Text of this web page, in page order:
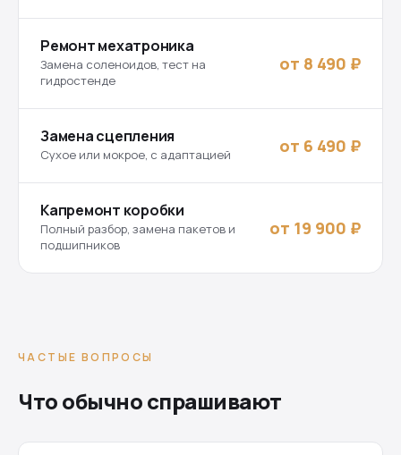
Ремонт мехатроника
Замена соленоидов, тест на
гидростенде
от 8 490 ₽
Замена сцепления
Сухое или мокрое, с адаптацией от 6 490 ₽
Капремонт коробки
Полный разбор, замена пакетов и
подшипников
от 19 900 ₽
ЧАСТЫЕ ВОПРОСЫ
Что обычно спрашивают